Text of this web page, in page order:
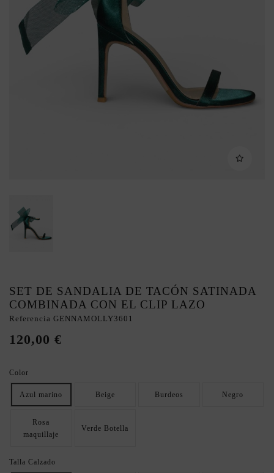
SET DE SANDALIA DE TACÓN SATINADA
COMBINADA CON EL CLIP LAZO
Referencia GENNAMOLLY3601
120,00 €
Color
Azul marino Beige Burdeos Negro
Rosa
maquillaje
Verde Botella
Talla Calzado